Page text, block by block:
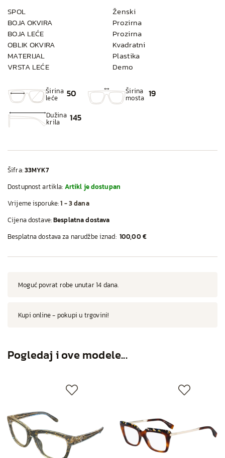
SPOL
Ženski
BOJA OKVIRA
Prozirna
BOJA LEĆE
Prozirna
OBLIK OKVIRA
Kvadratni
MATERIJAL
Plastika
VRSTA LEĆE
Demo
Širina
leće 50 Širina
mosta 19
Dužina
krila 145
Šifra:33MYK7
Dostupnost artikla: Artikl je dostupan
Vrijeme isporuke:1 - 3 dana
Cijena dostave:Besplatna dostava
Besplatna dostava za narudžbe iznad: 100,00 €
Moguć povrat robe unutar 14 dana.
Kupi online - pokupi u trgovini!
Pogledaj i ove modele...